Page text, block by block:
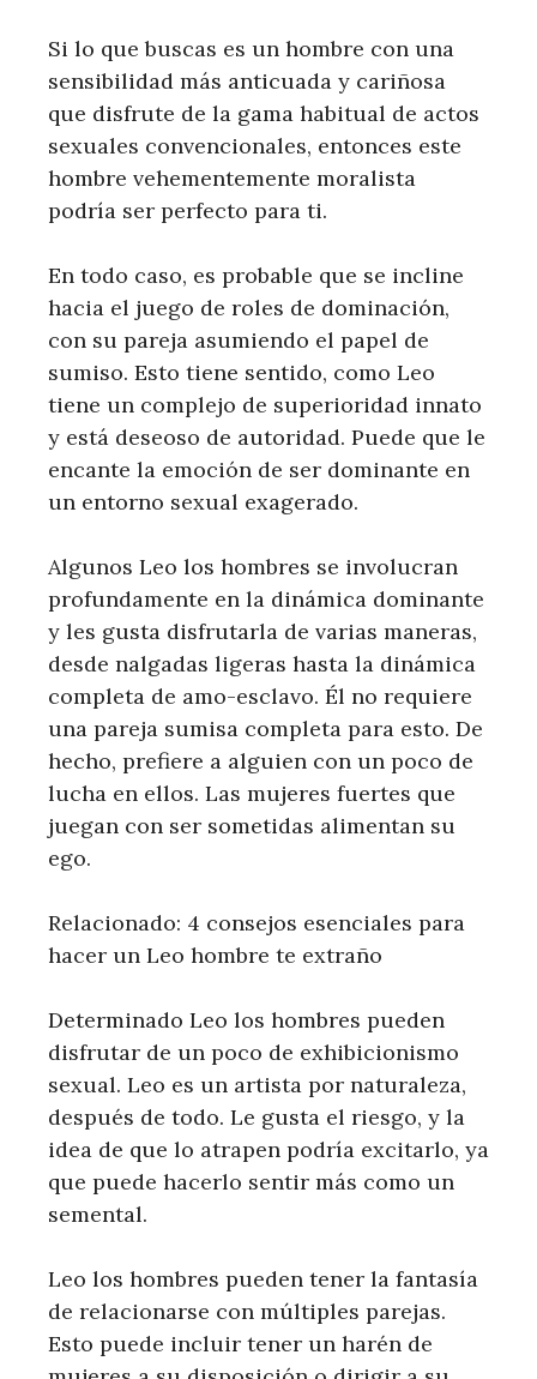
Si lo que buscas es un hombre con una
sensibilidad más anticuada y cariñosa
que disfrute de la gama habitual de actos
sexuales convencionales, entonces este
hombre vehementemente moralista
podría ser perfecto para ti.
En todo caso, es probable que se incline
hacia el juego de roles de dominación,
con su pareja asumiendo el papel de
sumiso. Esto tiene sentido, como Leo
tiene un complejo de superioridad innato
y está deseoso de autoridad. Puede que le
encante la emoción de ser dominante en
un entorno sexual exagerado.
Algunos Leo los hombres se involucran
profundamente en la dinámica dominante
y les gusta disfrutarla de varias maneras,
desde nalgadas ligeras hasta la dinámica
completa de amo-esclavo. Él no requiere
una pareja sumisa completa para esto. De
hecho, prefiere a alguien con un poco de
lucha en ellos. Las mujeres fuertes que
juegan con ser sometidas alimentan su
ego.
Relacionado: 4 consejos esenciales para
hacer un Leo hombre te extraño
Determinado Leo los hombres pueden
disfrutar de un poco de exhibicionismo
sexual. Leo es un artista por naturaleza,
después de todo. Le gusta el riesgo, y la
idea de que lo atrapen podría excitarlo, ya
que puede hacerlo sentir más como un
semental.
Leo los hombres pueden tener la fantasía
de relacionarse con múltiples parejas.
Esto puede incluir tener un harén de